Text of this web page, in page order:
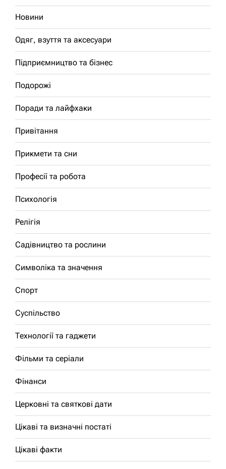
Новини
Одяг, взуття та аксесуари
Підприємництво та бізнес
Подорожі
Поради та лайфхаки
Привітання
Прикмети та сни
Професії та робота
Психологія
Релігія
Садівництво та рослини
Символіка та значення
Спорт
Суспільство
Технології та гаджети
Фільми та серіали
Фінанси
Церковні та святкові дати
Цікаві та визначні постаті
Цікаві факти